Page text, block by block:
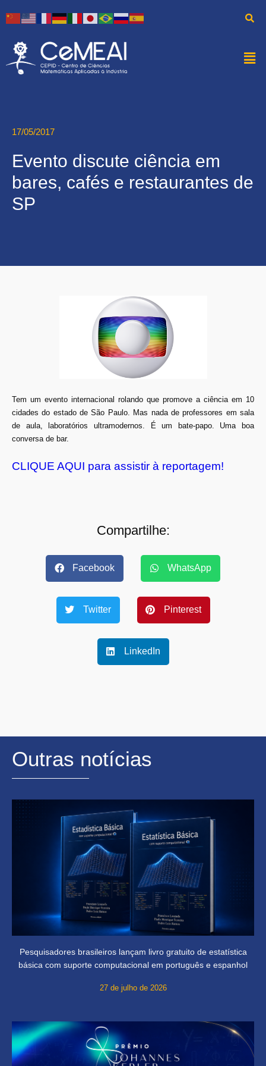
17/05/2017
Evento discute ciência em
bares, cafés e restaurantes de
SP
Tem um evento internacional rolando que promove a ciência em 10
cidades do estado de São Paulo. Mas nada de professores em sala
de aula, laboratórios ultramodernos. É um bate-papo. Uma boa
conversa de bar.
CLIQUE AQUI para assistir à reportagem!
Compartilhe:
Facebook WhatsApp
Twitter Pinterest
LinkedIn
Outras notícias
Pesquisadores brasileiros lançam livro gratuito de estatística
básica com suporte computacional em português e espanhol
27 de julho de 2026